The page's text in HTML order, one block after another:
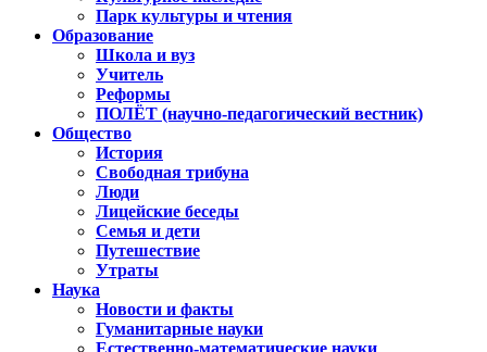
Парк культуры и чтения
Образование
Школа и вуз
Учитель
Реформы
ПОЛЁТ (научно-педагогический вестник)
Общество
История
Свободная трибуна
Люди
Лицейские беседы
Семья и дети
Путешествие
Утраты
Наука
Новости и факты
Гуманитарные науки